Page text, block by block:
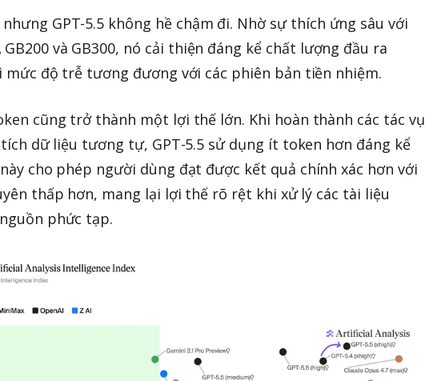
GPT-5.5 không hề chậm đi. Nhờ sự thích ứng sâu với
và GB300, nó cải thiện đáng kể chất lượng đầu ra
độ trễ tương đương với các phiên bản tiền nhiệm.
cũng trở thành một lợi thế lớn. Khi hoàn thành các tác vụ
dữ liệu tương tự, GPT-5.5 sử dụng ít token hơn đáng kể
cho phép người dùng đạt được kết quả chính xác hơn với
thấp hơn, mang lại lợi thế rõ rệt khi xử lý các tài liệu
phức tạp.